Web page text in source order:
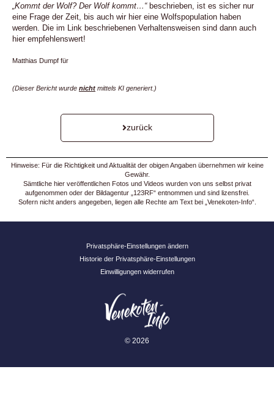
„Kommt der Wolf? Der Wolf kommt…“ beschrieben, ist es sicher nur
eine Frage der Zeit, bis auch wir hier eine Wolfspopulation haben
werden. Die im Link beschriebenen Verhaltensweisen sind dann auch
hier empfehlenswert!
Matthias Dumpf für
(Dieser Bericht wurde nicht mittels KI generiert.)
zurück
Hinweise: Für die Richtigkeit und Aktualität der obigen Angaben übernehmen wir keine
Gewähr.
Sämtliche hier veröffentlichen Fotos und Videos wurden von uns selbst privat
aufgenommen oder der Bildagentur „123RF“ entnommen und sind lizensfrei.
Sofern nicht anders angegeben, liegen alle Rechte am Text bei „Venekoten-Info“.
Privatsphäre-Einstellungen ändern
Historie der Privatsphäre-Einstellungen
Einwilligungen widerrufen
© 2026